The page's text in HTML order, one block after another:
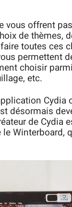
vous offrent
de thèmes,
toutes ces
permettent
choisir
etc.
désormais
de
Winterboard,